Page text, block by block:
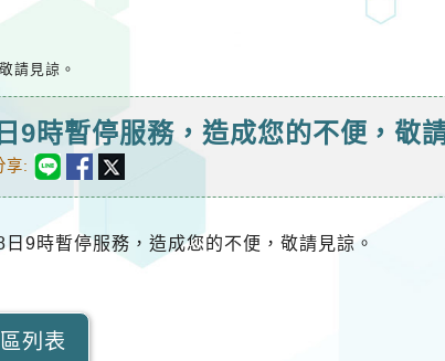
請見諒。
時暫停服務，造成您的不便，敬
:
9時暫停服務，造成您的不便，敬請見諒。
列表